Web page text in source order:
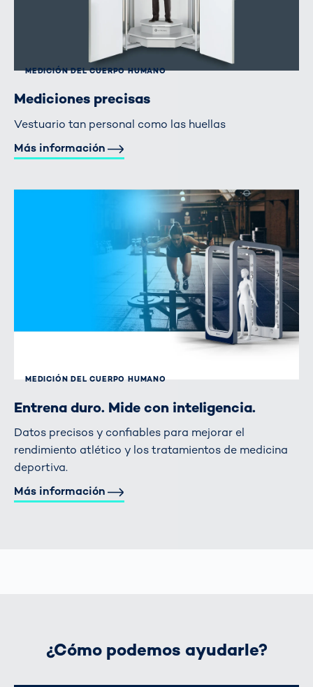
MEDICIÓN DEL CUERPO HUMANO
Mediciones precisas
Vestuario tan personal como las huellas
Más información
MEDICIÓN DEL CUERPO HUMANO
Entrena duro. Mide con inteligencia.
Datos precisos y confiables para mejorar el
rendimiento atlético y los tratamientos de medicina
deportiva.
Más información
¿Cómo podemos ayudarle?